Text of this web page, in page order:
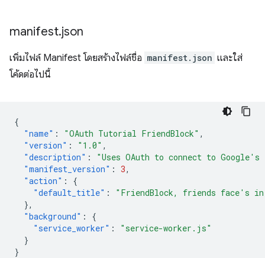
manifest.json
เพิ่มไฟล์ Manifest โดยสร้างไฟล์ชื่อ manifest.json และใส่
โค้ดต่อไปนี้
{
"name" : "OAuth Tutorial FriendBlock" ,
"version" : "1.0" ,
"description" :
"Uses OAuth to connect to
"manifest_version" : 3,
"action" :
{
"default_title" :
"FriendBlock, friends face's
},
"background" :
{
"service_worker" :
"service-worker.js"
}
}